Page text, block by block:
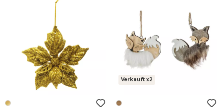
Verkauft x2